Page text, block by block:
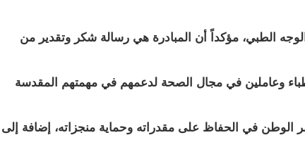
الطبي، مؤكداً أن المبادرة هي رسالة شكر وتقدير من
وعاملين في مجال الصحة لدعمهم في مهمتهم المقدسة
الوطن في الحفاظ على مقدراته وحماية منجزاته، إضافة إلى